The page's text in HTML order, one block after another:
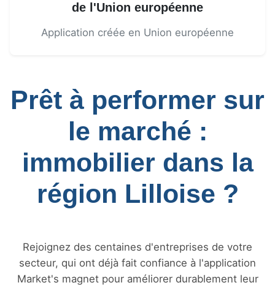
de l'Union européenne
Application créée en Union européenne
Prêt à performer sur
le marché :
immobilier dans la
région Lilloise ?
Rejoignez des centaines d'entreprises de votre
secteur, qui ont déjà fait confiance à l'application
Market's magnet pour améliorer durablement leur